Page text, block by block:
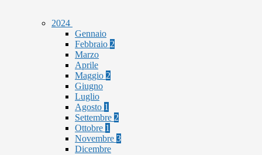
2024
Gennaio
Febbraio 2
Marzo
Aprile
Maggio 2
Giugno
Luglio
Agosto 1
Settembre 2
Ottobre 1
Novembre 3
Dicembre